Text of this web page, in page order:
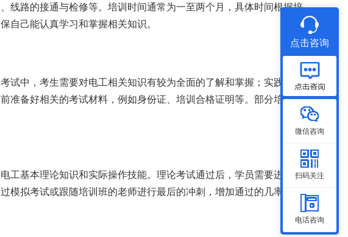
线路的接通与检修等。培训时间通常为一至两个月，具体时间根据培
自己能认真学习和掌握相关知识。
试中，考生需要对电工相关知识有较为全面的了解和掌握；实践考试
准备好相关的考试材料，例如身份证、培训合格证明等。部分培训机
工基本理论知识和实际操作技能。理论考试通过后，学员需要进行实
拟考试或跟随培训班的老师进行最后的冲刺，增加通过的几率。
点击咨询
微信咨询
扫码关注
电话咨询